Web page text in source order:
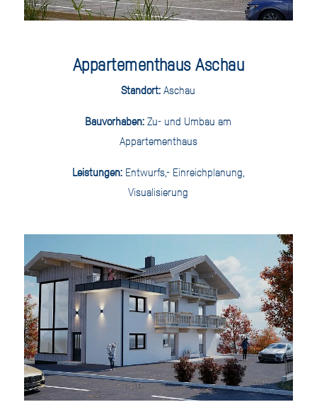
Appartementhaus Aschau
Standort:Aschau
Bauvorhaben:Zu- und Umbau am
Appartementhaus
Leistungen: Entwurfs,- Einreichplanung,
Visualisierung